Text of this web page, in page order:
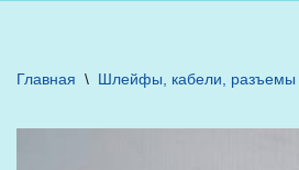
Главная \ Шлейфы, кабели, разъемы